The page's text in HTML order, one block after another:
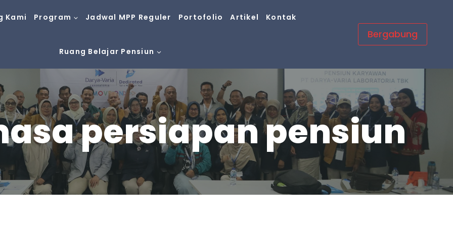
Kami Program Jadwal MPP Reguler Portofolio Artikel Kontak
Ruang Belajar Pensiun
Bergabung
persiapan pensiun